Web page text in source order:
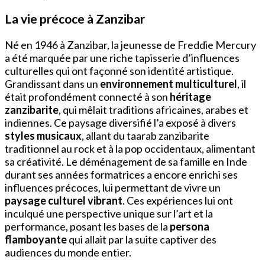
La vie précoce à Zanzibar
Né en 1946 à Zanzibar, la jeunesse de Freddie Mercury
a été marquée par une riche tapisserie d’influences
culturelles qui ont façonné son identité artistique.
Grandissant dans un environnement multiculturel, il
était profondément connecté à son héritage
zanzibarite, qui mêlait traditions africaines, arabes et
indiennes. Ce paysage diversifié l’a exposé à divers
styles musicaux, allant du taarab zanzibarite
traditionnel au rock et à la pop occidentaux, alimentant
sa créativité. Le déménagement de sa famille en Inde
durant ses années formatrices a encore enrichi ses
influences précoces, lui permettant de vivre un
paysage culturel vibrant. Ces expériences lui ont
inculqué une perspective unique sur l’art et la
performance, posant les bases de la persona
flamboyantequi allait par la suite captiver des
audiences du monde entier.